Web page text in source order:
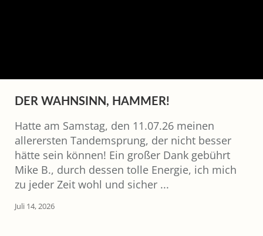
DER WAHNSINN, HAMMER!
Hatte am Samstag, den 11.07.26 meinen
allerersten Tandemsprung, der nicht besser
hätte sein können! Ein großer Dank gebührt
Mike B., durch dessen tolle Energie, ich mich
zu jeder Zeit wohl und sicher ...
Juli 14, 2026